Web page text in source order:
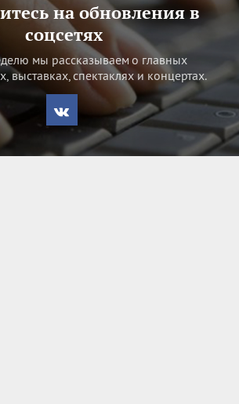
на обновления в
соцсетях
мы рассказываем о главных
выставках, спектаклях и концертах.